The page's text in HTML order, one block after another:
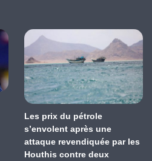
Les prix du pétrole
s’envolent après une
attaque revendiquée par les
Houthis contre deux